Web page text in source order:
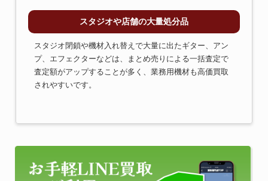
スタジオや店舗の大量処分品
スタジオ閉鎖や機材入れ替えで大量に出たギター、アン
プ、エフェクターなどは、まとめ売りによる一括査定で
査定額がアップすることが多く、業務用機材も高価買取
されやすいです。